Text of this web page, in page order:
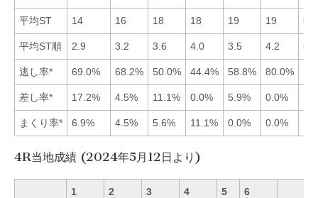
平均ST 14 16 18 18 19 19
平均ST順 2.9 3.2 3.6 4.0 3.5 4.2
逃し率* 69.0% 68.2% 50.0% 44.4% 58.8% 80.0%
差し率* 17.2% 4.5% 11.1% 0.0% 5.9% 0.0%
まくり率* 6.9% 4.5% 5.6% 11.1% 0.0% 0.0%
4R当地成績 (2024年5月12日より)
1 2 3 4 5 6